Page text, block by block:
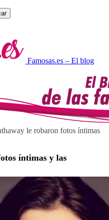
Famosas.es – El blog
le robaron fotos íntimas
íntimas y las